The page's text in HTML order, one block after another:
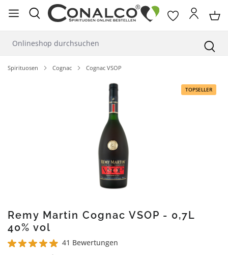
springen
Spirituosen Cognac Cognac VSOP
TOPSELLER
Remy Martin Cognac VSOP - 0,7L
40% vol
41 Bewertungen